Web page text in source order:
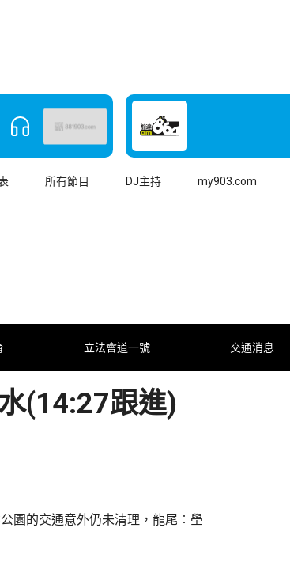
所有節目 DJ主持 my903.com
立法會道一號 交通消息
(14:27跟進)
園的交通意外仍未清理，龍尾︰壆